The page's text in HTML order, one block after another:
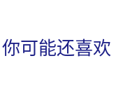
你可能还喜欢